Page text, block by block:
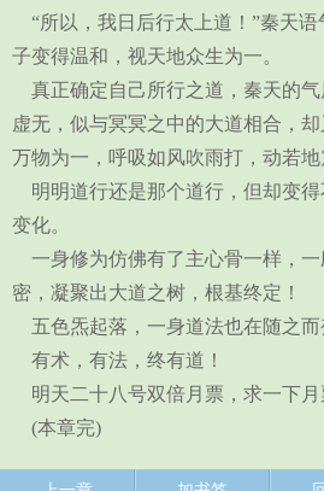
“所以，我日后行太上道！”秦天语
子变得温和，视天地众生为一。
真正确定自己所行之道，秦天的
虚无，似与冥冥之中的大道相合，
万物为一，呼吸如风吹雨打，动若地
明明道行还是那个道行，但却变得
变化。
一身修为仿佛有了主心骨一样，一
密，凝聚出大道之树，根基终定！
五色炁起落，一身道法也在随之而
有术，有法，终有道！
明天二十八号双倍月票，求一下月
(本章完)